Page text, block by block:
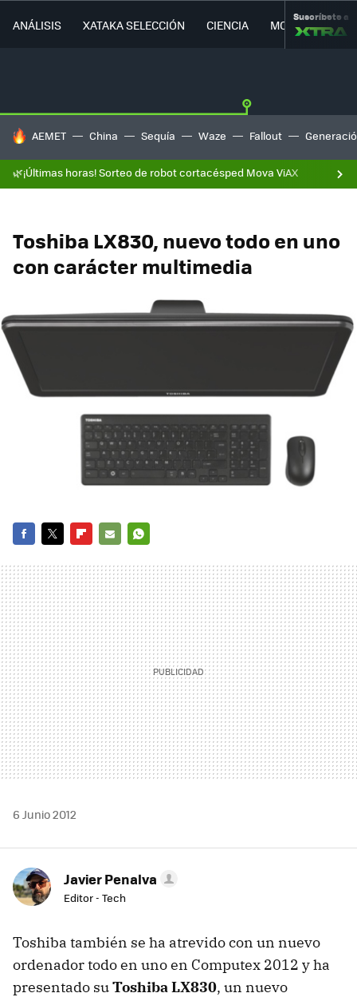
ANÁLISIS XATAKA SELECCIÓN CIENCIA MOVILIDAD
Suscríbete a
HOY SE HABLA DE
AEMET China Sequía Waze Fallout
🌿¡Últimas horas! Sorteo de robot cortacésped Mova ViAX
Toshiba LX830, nuevo todo en uno
con carácter multimedia
MAIL
6 Junio 2012
Javier Penalva
Editor - Tech
Toshiba también se ha atrevido con un nuevo
ordenador todo en uno en Computex 2012 y ha
presentado suToshiba LX830, un nuevo